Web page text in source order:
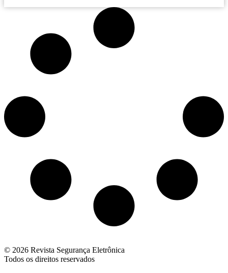
© 2026 Revista Segurança Eletrônica
Todos os direitos reservados